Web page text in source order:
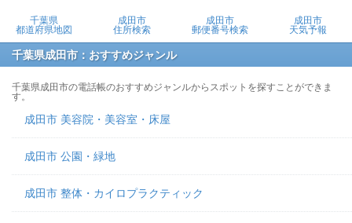
千葉県
都道府県地図
成田市
住所検索
成田市
郵便番号検索
成田市
天気予報
千葉県成田市：おすすめジャンル
千葉県成田市の電話帳のおすすめジャンルからスポットを探すことができま
す。
成田市 美容院・美容室・床屋
成田市 公園・緑地
成田市 整体・カイロプラクティック